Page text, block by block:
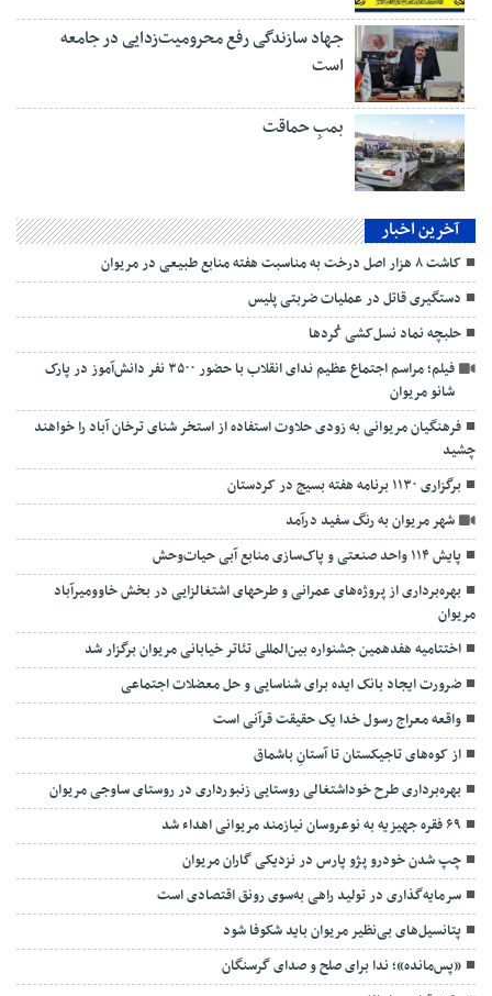
جهاد سازندگی رفع محرومیت‌زدایی در جامعه
است
بمبِ حماقت
آخرین اخبار
کاشت ۸ هزار اصل درخت به مناسبت هفته منابع طبیعی در مریوان
دستگیری قاتل در عملیات ضربتی پلیس
حلبچه نماد نسل‌کشی کُردها
فیلم؛ مراسم اجتماع عظیم ندای انقلاب با حضور ۳۵۰۰ نفر دانش‌آموز در پارک
شانو مریوان
فرهنگیان مریوانی به زودی حلاوت استفاده از استخر شنای ترخان آباد را خواهند
چشید
برگزاری ۱۱۳۰ برنامه هفته بسیج در کردستان
شهر مریوان به رنگ سفید درآمد
پایش ۱۱۴ واحد صنعتی و پاک‌سازی منابع آبی حیات‌وحش
بهره‌برداری از پروژه‌های عمرانی و طرحهای اشتغالزایی در بخش خاوومیرآباد
مریوان
اختتامیه هفدهمین جشنواره بین‌المللی تئاتر خیابانی مریوان برگزار شد
ضرورت ایجاد بانک ایده برای شناسایی و حل معضلات اجتماعی
واقعه معراج رسول خدا یک حقیقت قرآنی است
از کوه‌های تاجیکستان تا آستانِ باشماق
بهره‌برداری طرح خوداشتغالی روستایی زنبورداری در روستای ساوجی مریوان
۶۹ فقره جهیزیه به نوعروسان نیازمند مریوانی اهداء شد
چپ شدن خودرو پژو پارس در نزدیکی گاران مریوان
سرمایه‌گذاری در تولید راهی به‌سوی رونق اقتصادی است
پتانسیل‌های بی‌نظیر مریوان باید شکوفا شود
«پس‌مانده»؛ ندا برای صلح و صدای گرسنگان